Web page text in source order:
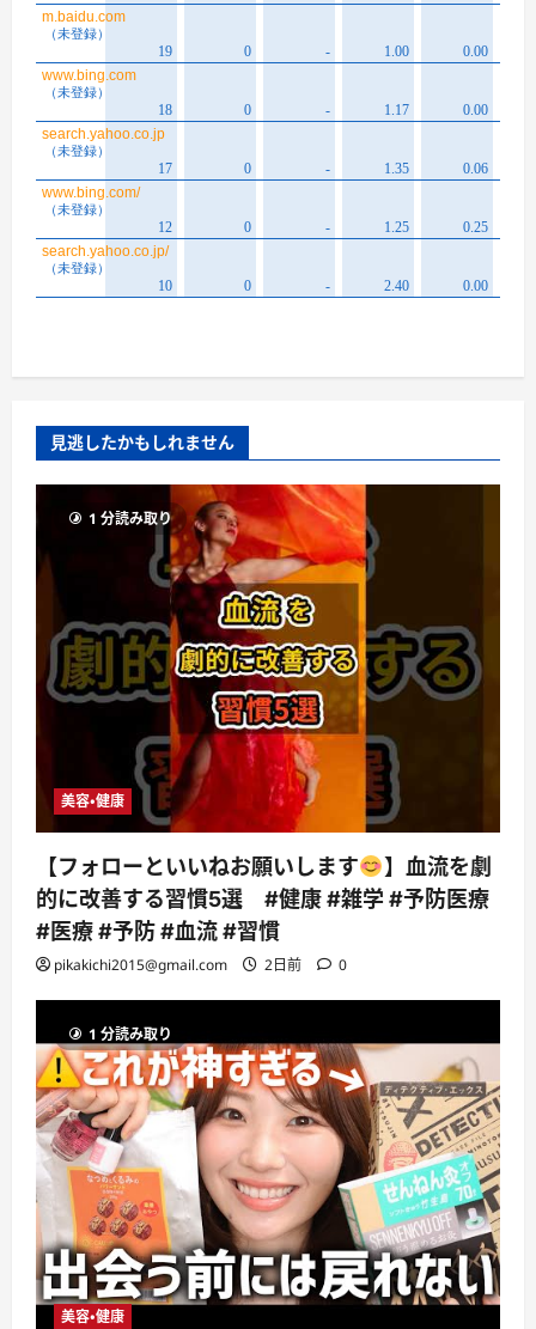
見逃したかもしれません
1 分読み取り
美容・健康
【フォローといいねお願いします
】血流を劇
的に改善する習慣5選 #健康 #雑学 #予防医療
#医療 #予防 #血流 #習慣
pikakichi2015@gmail.com 2日前 0
1 分読み取り
美容・健康